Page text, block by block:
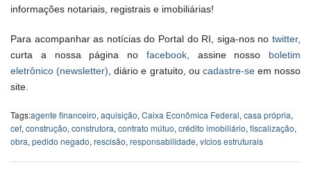
informações notariais, registrais e imobiliárias!
Para acompanhar as notícias do Portal do RI, siga-nos no twitter,
curta a nossa página no facebook, assine nosso boletim
eletrônico (newsletter) , diário e gratuito, ou cadastre-seem nosso
site.
Tags:agente financeiro, aquisição, Caixa Econômica Federal, casa própria,
cef, construção, construtora, contrato mútuo, crédito imobiliário, fiscalização,
obra, pedido negado, rescisão, responsabilidade, vícios estruturais